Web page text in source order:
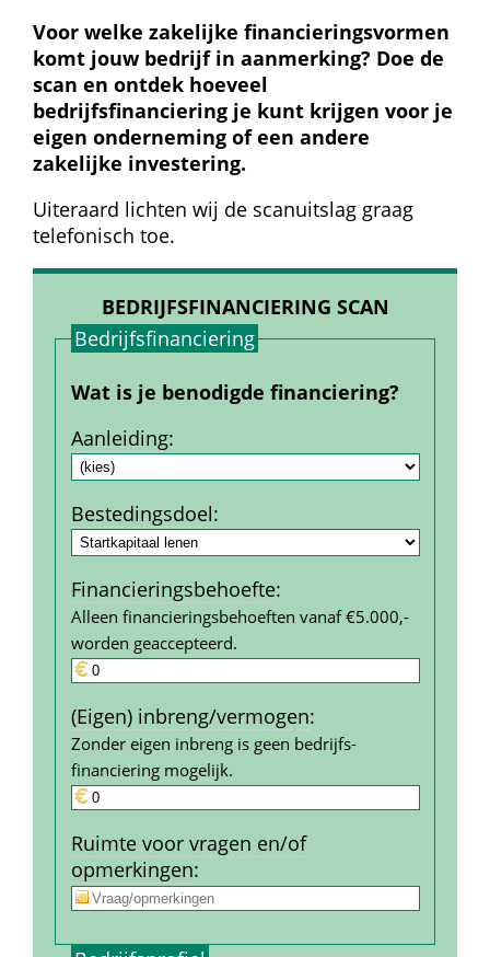
Voor welke zakelijke financieringsvormen
komt jouw bedrijf in aanmerking? Doe de
scan en ontdek hoeveel
bedrijfsfinanciering je kunt krijgen voor je
eigen onderneming of een andere
zakelijke investering.
Uiteraard lichten wij de scanuitslag graag
telefonisch toe.
BEDRIJFSFINANCIERING SCAN
Bedrijfs­financiering
Wat is je benodigde financiering?
Aanleiding:
Bestedings­doel:
Financierings­behoefte:
Alleen financieringsbehoeften vanaf €5.000,-
worden geaccepteerd.
(Eigen) inbreng/vermogen:
Zonder eigen inbreng is geen bedrijfs­
financiering mogelijk.
Ruimte voor vragen en/of
opmerkingen: